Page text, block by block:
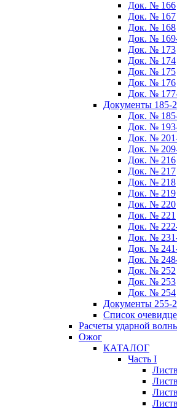
Док. № 166
Док. № 167
Док. № 168
Док. №
Док. № 173
Док. № 174
Док. № 175
Док. № 176
Док. №
Документы 185-
Док. №
Док. №
Док. №
Док. №
Док. № 216
Док. № 217
Док. № 218
Док. № 219
Док. № 220
Док. № 221
Док. №
Док. №
Док. №
Док. №
Док. № 252
Док. № 253
Док. № 254
Документы 255-
Список
Расчеты ударной
Ожог
КАТАЛОГ
Часть I